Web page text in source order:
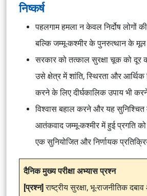
निष्कर्ष
पहलगाम हमला न केवल निर्दोष लोगों
बल्कि जम्मू-कश्मीर के पुनरुत्थान के मूल
सरकार को तत्काल सुरक्षा चूक को दूर
उसे क्षेत्र में शांति, स्थिरता और
करने के लिए दीर्घकालिक उपाय भी
विश्वास बहाल करने और यह
आतंकवाद जम्मू-कश्मीर में हुई प्रगति
एक सुनियोजित और निर्णायक
दैनिक मुख्य परीक्षा अभ्यास प्रश्न
[प्रश्न]राष्ट्रीय सुरक्षा, भू-राजनीतिक